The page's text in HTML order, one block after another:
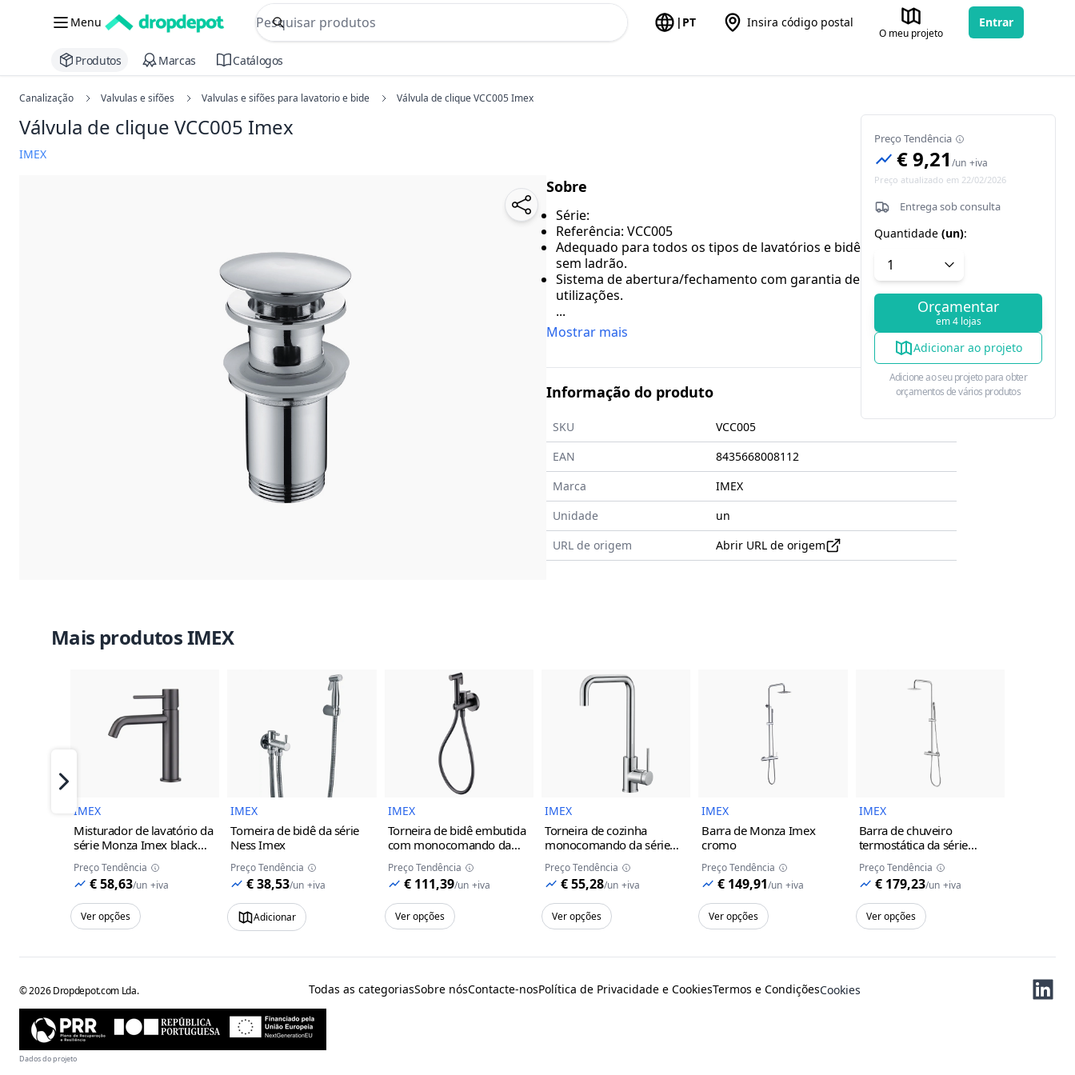
Menu
commerce search no header
Procurar
| PT Insira código postal
O meu projeto
Entrar
Produtos Marcas Catálogos
Canalização Valvulas e sifões Valvulas e sifões para lavatorio e bide Válvula de clique VCC005 Imex
Válvula de clique VCC005 Imex
IMEX
Sobre
Série:
Referência: VCC005
Adequado para todos os tipos de lavatórios e bidês, com ou
sem ladrão.
Sistema de abertura/fechamento com garantia de 20.000
utilizações.
...
Mostrar mais
Informação do produto
SKU
VCC005
EAN
8435668008112
Marca
IMEX
Unidade
un
URL de origem
Abrir URL de origem
Preço Tendência
€ 9,21 /un +iva
Preço atualizado em 22/02/2026
Entrega sob consulta
Quantidade (un):
Orçamentar
em 4 lojas
Adicionar ao projeto
Adicione ao seu projeto para obter
orçamentos de vários produtos
Mais produtos IMEX
Imagem do Produto
IMEX
Misturador de lavatório da
série Monza Imex black
gun metal
Preço Tendência
€ 58,63/un +iva
Ver opções
Imagem do Produto
IMEX
Torneira de bidê da série
Ness Imex
Preço Tendência
€ 38,53/un +iva
Adicionar
Imagem do Produto
IMEX
Torneira de bidê embutida
com monocomando da
série Munich Imex
gun metal
Preço Tendência
€ 111,39/un +iva
Ver opções
Imagem do Produto
IMEX
Torneira de cozinha
monocomando da série
Loira Imex
cinza/champanhe
Preço Tendência
€ 55,28/un +iva
Ver opções
Imagem do Produto
IMEX
Barra de Monza Imex
cromo
Preço Tendência
€ 149,91/un +iva
Ver opções
Imagem do Produto
IMEX
Barra de chuveiro
termostática da série
Monza Imex
Preço Tendência
€ 179,23/un +iva
Ver opções
Próximo
©2026 Dropdepot.com Lda. Todas as categoriasSobre nósContacte-nosPolítica de Privacidade e CookiesTermos e CondiçõesCookies
Dados do projeto